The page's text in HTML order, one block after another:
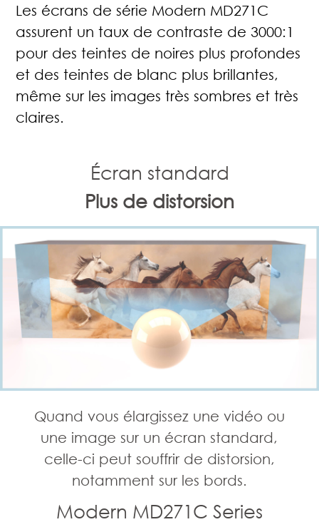
Les écrans de série Modern MD271C
assurent un taux de contraste de 3000:1
pour des teintes de noires plus profondes
et des teintes de blanc plus brillantes,
même sur les images très sombres et très
claires.
Écran standard
Plus de distorsion
Quand vous élargissez une vidéo ou
une image sur un écran standard,
celle-ci peut souffrir de distorsion,
notamment sur les bords.
Modern MD271C Series